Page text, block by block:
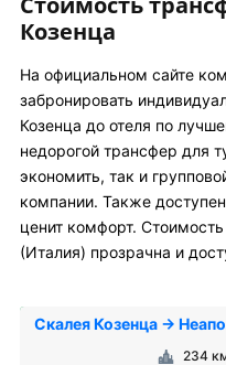
Козенца
На официальном сайте
забронировать
Козенца до отеля по
недорогой трансфер для
экономить, так и
компании. Также
ценит комфорт.
(Италия) прозрачна и
Скалея Козенца →
234